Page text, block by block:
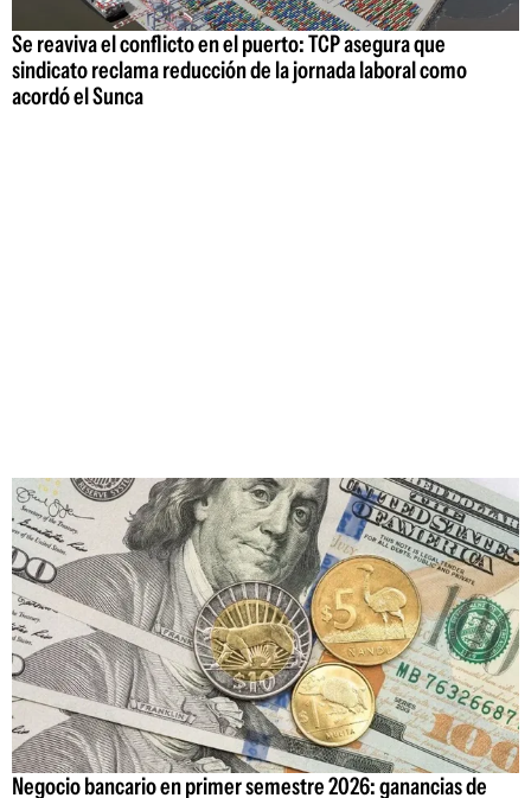
Se reaviva el conflicto en el puerto: TCP asegura que
sindicato reclama reducción de la jornada laboral como
acordó el Sunca
Negocio bancario en primer semestre 2026: ganancias de